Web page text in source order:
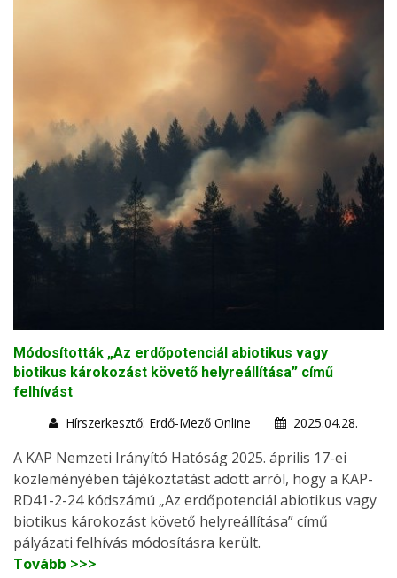
Módosították „Az erdőpotenciál abiotikus vagy
biotikus károkozást követő helyreállítása” című
felhívást
Hírszerkesztő: Erdő-Mező Online
2025.04.28.
A KAP Nemzeti Irányító Hatóság 2025. április 17-ei
közleményében tájékoztatást adott arról, hogy a KAP-
RD41-2-24 kódszámú „Az erdőpotenciál abiotikus vagy
biotikus károkozást követő helyreállítása” című
pályázati felhívás módosításra került.
Tovább >>>